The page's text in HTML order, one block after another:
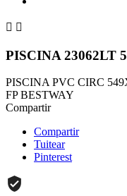
 
PISCINA 23062LT
PISCINA PVC CIRC
FP BESTWAY
Compartir
Compartir
Tuitear
Pinterest